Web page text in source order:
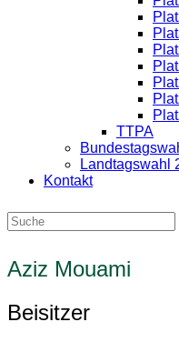
TTPA
Landtagswahl
Kontakt
Aziz Mouami
Beisitzer